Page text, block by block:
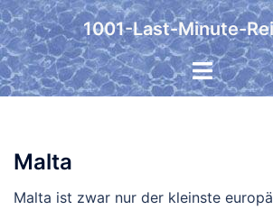
Zum
Inhalt
springen
1001-Last-Minute-
Malta
Malta ist zwar nur der kleinste